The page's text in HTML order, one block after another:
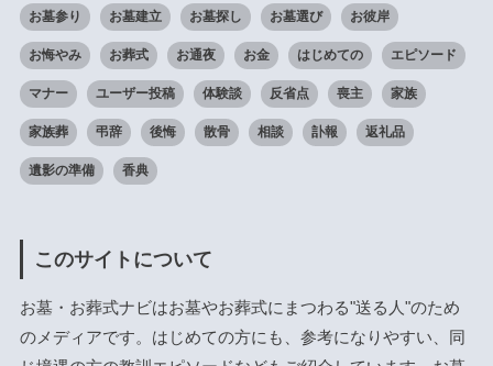
お墓参り お墓建立 お墓探し お墓選び お彼岸
お悔やみ お葬式 お通夜 お金 はじめての エピソード
マナー ユーザー投稿 体験談 反省点 喪主 家族
家族葬 弔辞 後悔 散骨 相談 訃報 返礼品
遺影の準備 香典
このサイトについて
お墓・お葬式ナビはお墓やお葬式にまつわる"送る人"のため
のメディアです。はじめての方にも、参考になりやすい、同